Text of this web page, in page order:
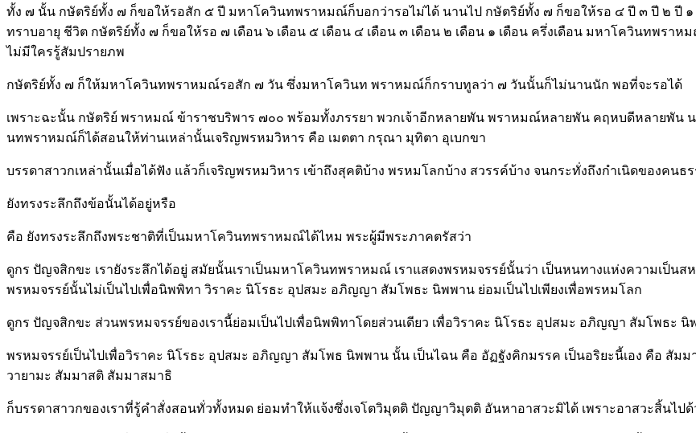
ทั้ง ๗ นั้น กษัตริย์ทั้ง ๗ ก็ขอให้รอสัก ๕ ปี มหาโควินทพราหมณ์ก็บอกว่ารอไม่ได้ นานไป กษัตริย์ทั้ง ๗ ก็ขอให้รอ ๔ ปี ๓ ปี ๒ ปี
ทราบอายุ ชีวิต กษัตริย์ทั้ง ๗ ก็ขอให้รอ ๗ เดือน ๖ เดือน ๕ เดือน ๔ เดือน ๓ เดือน ๒ เดือน ๑ เดือน ครึ่งเดือน มหาโควินทพราห
ไม่มีใครรู้สัมปรายภพ
กษัตริย์ทั้ง ๗ ก็ให้มหาโควินทพราหมณ์รอสัก ๗ วัน ซึ่งมหาโควินท พราหมณ์ก็กราบทูลว่า ๗ วันนั้นก็ไม่นานนัก พอที่จะรอได้
เพราะฉะนั้น กษัตริย์ พราหมณ์ ข้าราชบริพาร ๗๐๐ พร้อมทั้งภรรยา พวกเจ้าอีกหลายพัน พราหมณ์หลายพัน คฤหบดีหลายพั
นทพราหมณ์ก็ได้สอนให้ท่านเหล่านั้นเจริญพรหมวิหาร คือ เมตตา กรุณา มุทิตา อุเบกขา
บรรดาสาวกเหล่านั้นเมื่อได้ฟัง แล้วก็เจริญพรหมวิหาร เข้าถึงสุคติบ้าง พรหมโลกบ้าง สวรรค์บ้าง จนกระทั่งถึงกำเนิดของค
ยังทรงระลึกถึงข้อนั้นได้อยู่หรือ
คือ ยังทรงระลึกถึงพระชาติที่เป็นมหาโควินทพราหมณ์ได้ไหม พระผู้มีพระภาคตรัสว่า
ดูกร ปัญจสิกขะ เรายังระลึกได้อยู่ สมัยนั้นเราเป็นมหาโควินทพราหมณ์ เราแสดงพรหมจรรย์นั้นว่า เป็นหนทางแห่งความเป็
พรหมจรรย์นั้นไม่เป็นไปเพื่อนิพพิทา วิราคะ นิโรธะ อุปสมะ อภิญญา สัมโพธะ นิพพาน ย่อมเป็นไปเพียงเพื่อพรหมโลก
ดูกร ปัญจสิกขะ ส่วนพรหมจรรย์ของเรานี้ย่อมเป็นไปเพื่อนิพพิทาโดยส่วนเดียว เพื่อวิราคะ นิโรธะ อุปสมะ อภิญญา สัมโพธะ นิ
พรหมจรรย์เป็นไปเพื่อวิราคะ นิโรธะ อุปสมะ อภิญญา สัมโพธ นิพพาน นั้น เป็นไฉน คือ อัฏฐังคิกมรรค เป็นอริยะนี้เอง คือ สั
วายามะ สัมมาสติ สัมมาสมาธิ
ก็บรรดาสาวกของเราที่รู้คำสั่งสอนทั่วทั้งหมด ย่อมทำให้แจ้งซึ่งเจโตวิมุตติ ปัญญาวิมุตติ อันหาอาสวะมิได้ เพราะอาสวะสิ้นไป